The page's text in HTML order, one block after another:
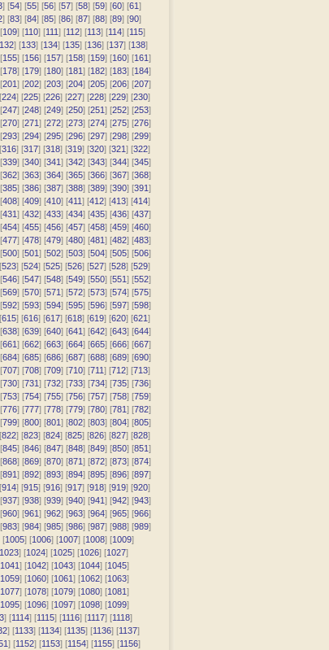
] [54] [55] [56] [57] [58] [59] [60] [61]
] [83] [84] [85] [86] [87] [88] [89] [90]
109] [110] [111] [112] [113] [114] [115]
] [133] [134] [135] [136] [137] [138]
155] [156] [157] [158] [159] [160] [161]
178] [179] [180] [181] [182] [183] [184]
201] [202] [203] [204] [205] [206] [207]
224] [225] [226] [227] [228] [229] [230]
247] [248] [249] [250] [251] [252] [253]
270] [271] [272] [273] [274] [275] [276]
293] [294] [295] [296] [297] [298] [299]
316] [317] [318] [319] [320] [321] [322]
339] [340] [341] [342] [343] [344] [345]
362] [363] [364] [365] [366] [367] [368]
385] [386] [387] [388] [389] [390] [391]
408] [409] [410] [411] [412] [413] [414]
431] [432] [433] [434] [435] [436] [437]
454] [455] [456] [457] [458] [459] [460]
477] [478] [479] [480] [481] [482] [483]
500] [501] [502] [503] [504] [505] [506]
523] [524] [525] [526] [527] [528] [529]
546] [547] [548] [549] [550] [551] [552]
569] [570] [571] [572] [573] [574] [575]
592] [593] [594] [595] [596] [597] [598]
615] [616] [617] [618] [619] [620] [621]
638] [639] [640] [641] [642] [643] [644]
661] [662] [663] [664] [665] [666] [667]
684] [685] [686] [687] [688] [689] [690]
707] [708] [709] [710] [711] [712] [713]
730] [731] [732] [733] [734] [735] [736]
753] [754] [755] [756] [757] [758] [759]
776] [777] [778] [779] [780] [781] [782]
799] [800] [801] [802] [803] [804] [805]
822] [823] [824] [825] [826] [827] [828]
845] [846] [847] [848] [849] [850] [851]
868] [869] [870] [871] [872] [873] [874]
891] [892] [893] [894] [895] [896] [897]
914] [915] [916] [917] [918] [919] [920]
937] [938] [939] [940] [941] [942] [943]
960] [961] [962] [963] [964] [965] [966]
983] [984] [985] [986] [987] [988] [989]
[1005] [1006] [1007] [1008] [1009]
] [1024] [1025] [1026] [1027]
1041] [1042] [1043] [1044] [1045]
1059] [1060] [1061] [1062] [1063]
1077] [1078] [1079] [1080] [1081]
1095] [1096] [1097] [1098] [1099]
] [1114] [1115] [1116] [1117] [1118]
] [1133] [1134] [1135] [1136] [1137]
] [1152] [1153] [1154] [1155] [1156]